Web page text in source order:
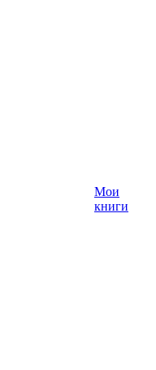
Мои
книги